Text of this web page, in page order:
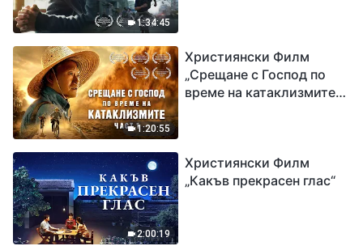
1:34:45
1:20:55
Християнски Филм
„Срещане с Господ по
време на катаклизмите“
2:00:19
Християнски Филм
„Какъв прекрасен глас“